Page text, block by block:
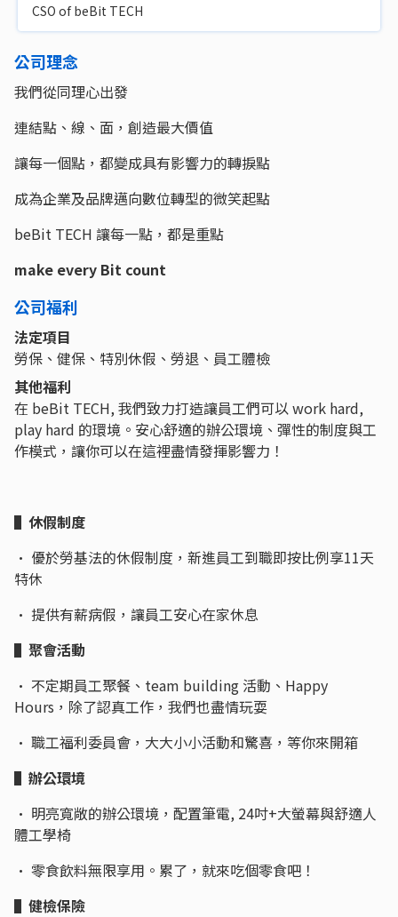
CSO of beBit TECH
公司理念
我們從同理心出發
連結點、線、面，創造最大價值
讓每一個點，都變成具有影響力的轉捩點
成為企業及品牌邁向數位轉型的微笑起點
beBit TECH 讓每一點，都是重點
make every Bit count
公司福利
法定項目
勞保、健保、特別休假、勞退、員工體檢
其他福利
在 beBit TECH, 我們致力打造讓員工們可以 work hard,
play hard 的環境。安心舒適的辦公環境、彈性的制度與工
作模式，讓你可以在這裡盡情發揮影響力！
▌休假制度
• 優於勞基法的休假制度，新進員工到職即按比例享11天
特休
• 提供有薪病假，讓員工安心在家休息
▌聚會活動
• 不定期員工聚餐、team building 活動、Happy
Hours，除了認真工作，我們也盡情玩耍
• 職工福利委員會，大大小小活動和驚喜，等你來開箱
▌辦公環境
• 明亮寬敞的辦公環境，配置筆電, 24吋+大螢幕與舒適人
體工學椅
• 零食飲料無限享用。累了，就來吃個零食吧！
▌健檢保險